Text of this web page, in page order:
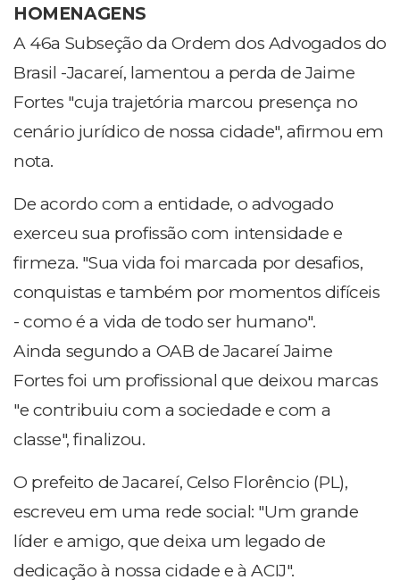
HOMENAGENS
A 46a Subseção da Ordem dos Advogados do
Brasil -Jacareí, lamentou a perda de Jaime
Fortes "cuja trajetória marcou presença no
cenário jurídico de nossa cidade", afirmou em
nota.
De acordo com a entidade, o advogado
exerceu sua profissão com intensidade e
firmeza. "Sua vida foi marcada por desafios,
conquistas e também por momentos difíceis
- como é a vida de todo ser humano".
Ainda segundo a OAB de Jacareí Jaime
Fortes foi um profissional que deixou marcas
"e contribuiu com a sociedade e com a
classe", finalizou.
O prefeito de Jacareí, Celso Florêncio (PL),
escreveu em uma rede social: "Um grande
líder e amigo, que deixa um legado de
dedicação à nossa cidade e à ACIJ".